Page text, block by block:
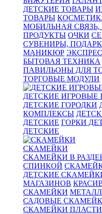
ДЕТСКИЕ ТОВАРЫ
ТОВАРЫ
МОБИЛЬНАЯ
ПРОДУКТЫ ОЧКИ
СУВЕНИРЫ,
МАНИКЮР
БЫТОВАЯ ТЕХНИКА
ПАВИЛЬОНЫ ДЛЯ
ТОРГОВЫЕ МОДУЛИ
ДЕТСКИЕ
ДЕТСКИЕ ГОРОДКИ
КОМПЛЕКСЫ
ДЕТСКИЕ ГОРКИ
ДЕТСКИЕ
СКАМЕЙКИ
СКАМЕЙКИ В
СПИНКОЙ
ДЕТСКИЕ
МАГАЗИНОВ
СКАМЕЙКИ
САДОВЫЕ
СКАМЕЙКИ